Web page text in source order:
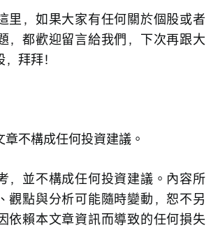
里，如果大家有任何關於個股或者
，都歡迎留言給我們，下次再跟大
拜拜！
不構成任何投資建議。
，並不構成任何投資建議。內容所
觀點與分析可能隨時變動，恕不另
依賴本文章資訊而導致的任何損失